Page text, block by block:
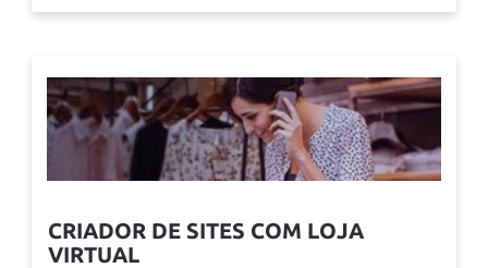
CRIADOR DE SITES COM LOJA
VIRTUAL